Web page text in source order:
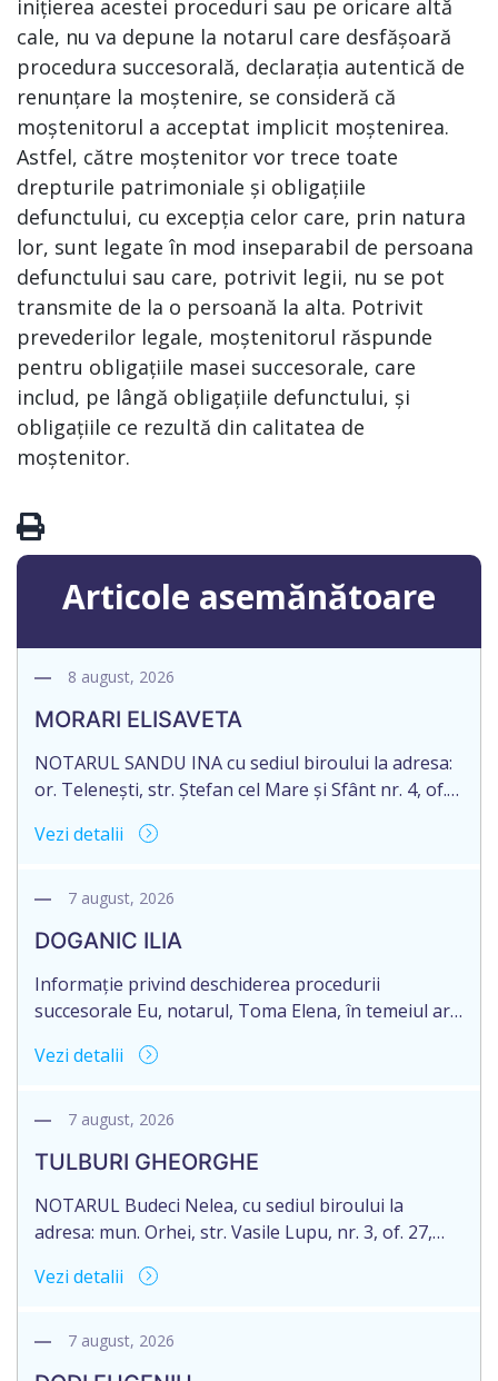
inițierea acestei proceduri sau pe oricare altă
cale, nu va depune la notarul care desfășoară
procedura succesorală, declarația autentică de
renunțare la moștenire, se consideră că
moștenitorul a acceptat implicit moștenirea.
Astfel, către moștenitor vor trece toate
drepturile patrimoniale și obligațiile
defunctului, cu excepția celor care, prin natura
lor, sunt legate în mod inseparabil de persoana
defunctului sau care, potrivit legii, nu se pot
transmite de la o persoană la alta. Potrivit
prevederilor legale, moștenitorul răspunde
pentru obligațiile masei succesorale, care
includ, pe lângă obligațiile defunctului, și
obligațiile ce rezultă din calitatea de
moștenitor.
Articole asemănătoare
8 august, 2026
MORARI ELISAVETA
NOTARUL SANDU INA cu sediul biroului la adresa:
or. Telenești, str. Ștefan cel Mare și Sfânt nr. 4, of.
succesorale în urma decesului cet. MORARI
2005035073658, decedat/ă la data de 09.03.2026
Eliberarea certificatului de moștenitor este […]
Vezi detalii
7 august, 2026
DOGANIC ILIA
Informație privind deschiderea procedurii
succesorale Eu, notarul, Toma Elena, în temeiul art.
notific Moștenitorii/ persoană care are un interes
notariale în urma decesului cet. DOGANIC ILIA,
2007040006216. Eliberarea certificatului de
moștenitor este planificată în prealabil pentru […]
Vezi detalii
7 august, 2026
TULBURI GHEORGHE
NOTARUL Budeci Nelea, cu sediul biroului la
adresa: mun. Orhei, str. Vasile Lupu, nr. 3, of. 27,
în urma decesului cet. TULBURI GHEORGHE,
decedat/ă la 16 mai 2026. Eliberarea certificatului de
Vezi detalii
7 august, 2026